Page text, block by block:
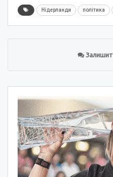
Нідерланди політика